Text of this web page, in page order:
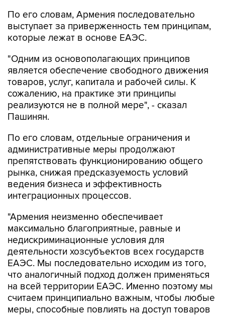
По его словам, Армения последовательно
выступает за приверженность тем принципам,
которые лежат в основе ЕАЭС.
"Одним из основополагающих принципов
является обеспечение свободного движения
товаров, услуг, капитала и рабочей силы. К
сожалению, на практике эти принципы
реализуются не в полной мере", - сказал
Пашинян.
По его словам, отдельные ограничения и
административные меры продолжают
препятствовать функционированию общего
рынка, снижая предсказуемость условий
ведения бизнеса и эффективность
интеграционных процессов.
"Армения неизменно обеспечивает
максимально благоприятные, равные и
недискриминационные условия для
деятельности хозсубъектов всех государств
ЕАЭС. Мы последовательно исходим из того,
что аналогичный подход должен применяться
на всей территории ЕАЭС. Именно поэтому мы
считаем принципиально важным, чтобы любые
меры, способные повлиять на доступ товаров